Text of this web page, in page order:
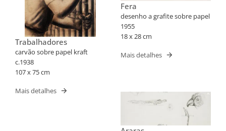
Trabalhadores
carvão sobre papel kraft
c.1938
107 x 75 cm
Mais detalhes
Fera
desenho a grafite sobre papel
1955
18 x 28 cm
Mais detalhes